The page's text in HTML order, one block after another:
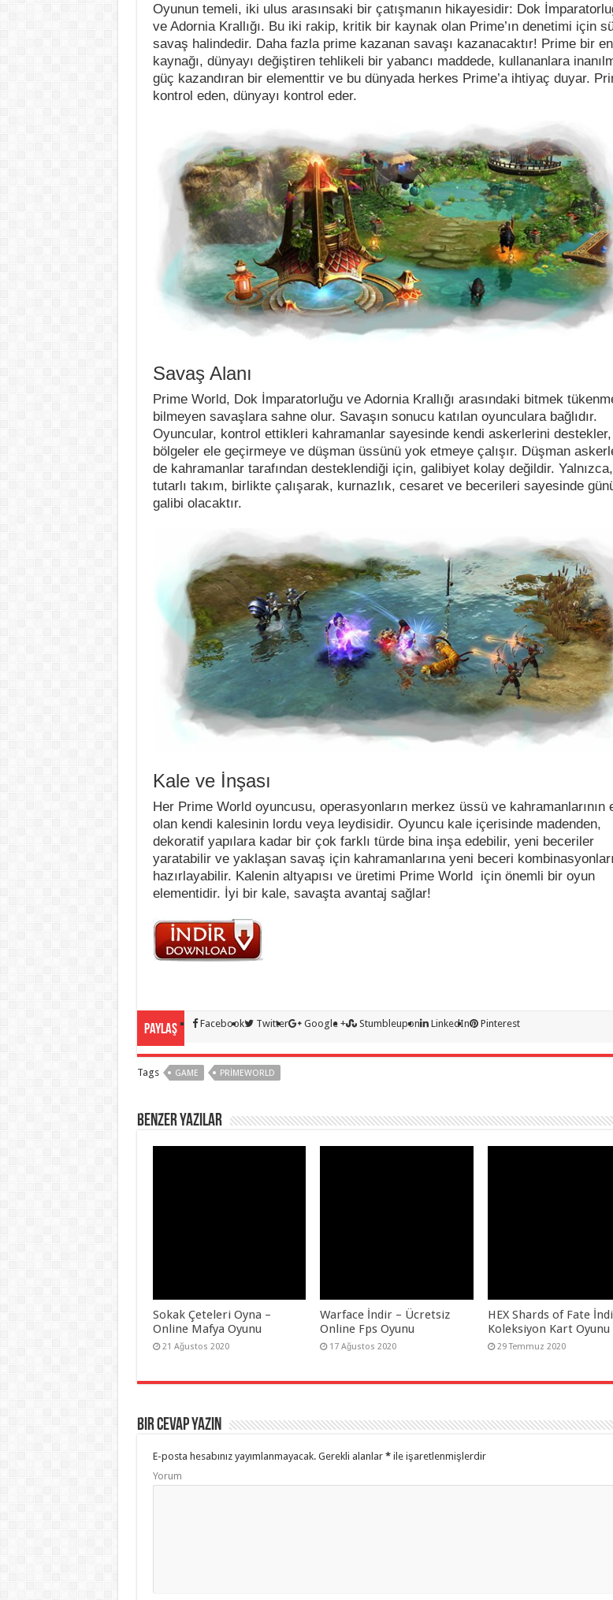
Oyunun temeli, iki ulus arasınsaki bir çatışmanın hikayesidir: Dok
ve Adornia Krallığı. Bu iki rakip, kritik bir kaynak olan Prime’ın denetimi için
savaş halindedir. Daha fazla prime kazanan savaşı kazanacaktır! Prime bir
kaynağı, dünyayı değiştiren tehlikeli bir yabancı maddede, kullananlara
güç kazandıran bir elementtir ve bu dünyada herkes Prime’a ihtiyaç duyar.
kontrol eden, dünyayı kontrol eder.
Savaş Alanı
Prime World, Dok İmparatorluğu ve Adornia Krallığı arasındaki bitmek
bilmeyen savaşlara sahne olur. Savaşın sonucu katılan oyunculara bağlıdır.
Oyuncular, kontrol ettikleri kahramanlar sayesinde kendi askerlerini
bölgeler ele geçirmeye ve düşman üssünü yok etmeye çalışır. Düşman
de kahramanlar tarafından desteklendiği için, galibiyet kolay değildir.
tutarlı takım, birlikte çalışarak, kurnazlık, cesaret ve becerileri sayesinde
galibi olacaktır.
Kale ve İnşası
Her Prime World oyuncusu, operasyonların merkez üssü ve kahramanlarının
olan kendi kalesinin lordu veya leydisidir. Oyuncu kale içerisinde madenden,
dekoratif yapılara kadar bir çok farklı türde bina inşa edebilir, yeni beceriler
yaratabilir ve yaklaşan savaş için kahramanlarına yeni beceri kombinasyonları
hazırlayabilir. Kalenin altyapısı ve üretimi Prime World için önemli bir oyun
elementidir. İyi bir kale, savaşta avantaj sağlar!
Paylaş Facebook Twitter Google + Stumbleupon LinkedIn Pinterest
Tags GAME PRIMEWORLD
BENZER YAZILAR
Sokak Çeteleri Oyna –
Online Mafya Oyunu
21 Ağustos 2020
Warface İndir – Ücretsiz
Online Fps Oyunu
17 Ağustos 2020
HEX Shards of Fate
Koleksiyon Kart Oyunu
29 Temmuz 2020
Bir Cevap Yazın
E-posta hesabınız yayımlanmayacak.Gerekli alanlar *ile işaretlenmişlerdir
Yorum